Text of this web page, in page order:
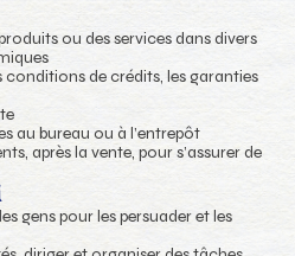
ou des services dans divers
conditions de crédits, les garanties
au bureau ou à l’entrepôt
après la vente, pour s’assurer de
gens pour les persuader et les